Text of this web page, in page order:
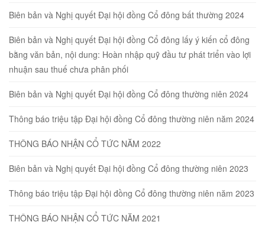
Biên bản và Nghị quyết Đại hội đồng Cổ đông bất thường 2024
Biên bản và Nghị quyết Đại hội đồng Cổ đông lấy ý kiến cổ đông
bằng văn bản, nội dung: Hoàn nhập quỹ đầu tư phát triển vào lợi
nhuận sau thuế chưa phân phối
Biên bản và Nghị quyết Đại hội đồng Cổ đông thường niên 2024
Thông báo triệu tập Đại hội đồng Cổ đông thường niên năm 2024
THÔNG BÁO NHẬN CỔ TỨC NĂM 2022
Biên bản và Nghị quyết Đại hội đồng Cổ đông thường niên 2023
Thông báo triệu tập Đại hội đồng Cổ đông thường niên năm 2023
THÔNG BÁO NHẬN CỔ TỨC NĂM 2021